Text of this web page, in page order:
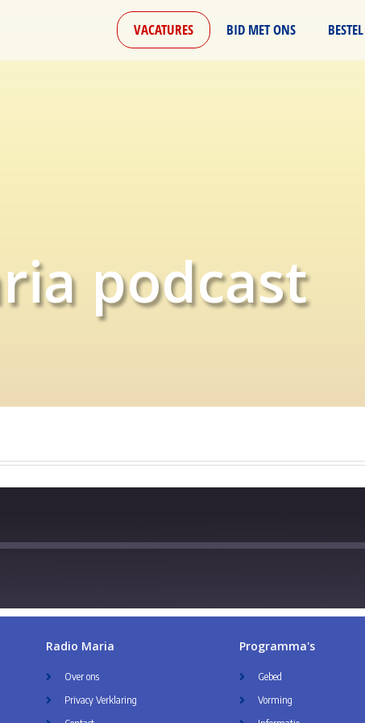
VACATURES BID MET ONS BESTEL
podcast
Radio Maria
Over ons
Privacy Verklaring
Programma's
Gebed
Vorming